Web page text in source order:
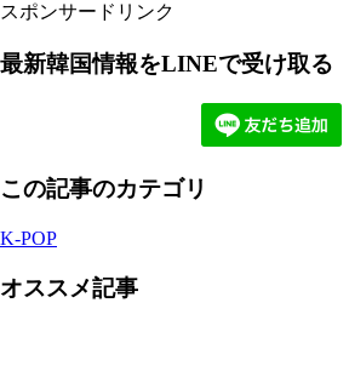
スポンサードリンク
最新韓国情報をLINEで受け取る
この記事のカテゴリ
K-POP
オススメ記事